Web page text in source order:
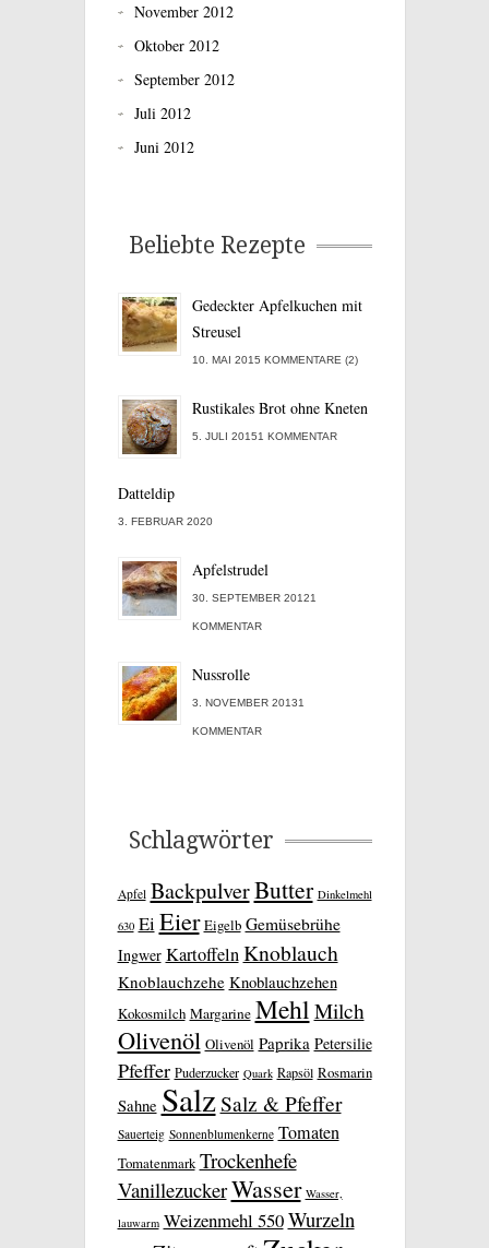
November 2012
Oktober 2012
September 2012
Juli 2012
Juni 2012
Beliebte Rezepte
Gedeckter Apfelkuchen mit
Streusel
10. MAI 2015 KOMMENTARE (2)
Rustikales Brot ohne Kneten
5. JULI 20151 KOMMENTAR
Datteldip
3. FEBRUAR 2020
Apfelstrudel
30. SEPTEMBER 20121
KOMMENTAR
Nussrolle
3. NOVEMBER 20131
KOMMENTAR
Schlagwörter
Apfel BackpulverButter Dinkelmehl
630 Ei Eier Eigelb Gemüsebrühe
Ingwer Kartoffeln Knoblauch
Knoblauchzehe Knoblauchzehen
Kokosmilch Margarine Mehl Milch
Olivenöl Olivenöl Paprika Petersilie
Pfeffer Puderzucker Quark Rapsöl Rosmarin
Sahne SalzSalz & Pfeffer
Sauerteig Sonnenblumenkerne Tomaten
Tomatenmark Trockenhefe
VanillezuckerWasser Wasser,
lauwarm Weizenmehl 550Wurzeln